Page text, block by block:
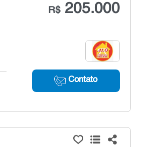
R$205.000
Contato